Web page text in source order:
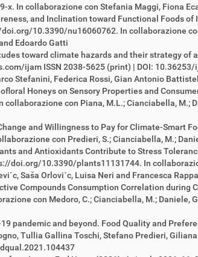
In collaborazione con Stefania Maggi, Fiona
and Inclination toward Functional Foods
10.3390/nu16060762. In collaborazione
Edoardo Gatti
toward climate hazards and their strategy
ijam ISSN 2038-5625 (print) | DOI:
Stefanini, Federica Rossi, Gian Antonio
Honeys on Sensory Properties and
con Piana, M.L.; Cianciabella, M.;
and Willingness to Pay for Climate-Smart
con Predieri, S.; Cianciabella, M.;
and Antioxidants Contribute to Stress
doi.org/10.3390/plants11131744. In
Saša Orlovi´c, Luisa Neri and Francesca
Compounds Consumption Correlation during
con Medoro, C.; Cianciabella, M.; Daniele,
pandemic and beyond. Food Quality and
Tullia Gallina Toschi, Stefano Predieri,